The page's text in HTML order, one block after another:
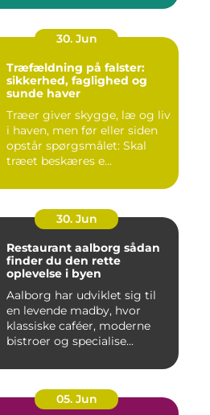
30. Jun
Træfældning på falster:
sikkerhed, faglighed og
sunde haver
Træer giver skygge, læ og liv
i haven, men før eller siden
opstår spørgsmålet: Skal
træet beskæres e...
30. Jun
Restaurant aalborg sådan
finder du den rette
oplevelse i byen
Aalborg har udviklet sig til
en levende madby, hvor
klassiske caféer, moderne
bistroer og specialise...
05. Jun